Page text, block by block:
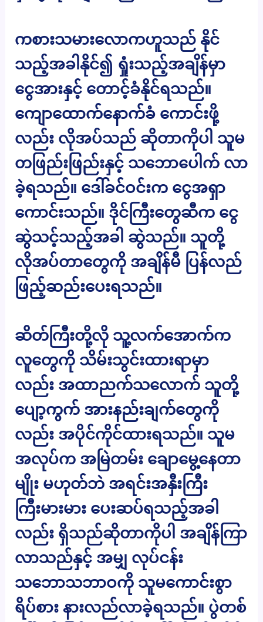
ကစားသမားလောကဟူသည် နိုင်
သည့်အခါနိုင်၍ ရှုံးသည့်အချိန်မှာ
ငွေအားနှင့် တောင့်ခံနိုင်ရသည်။
ကျောထောက်နောက်ခံ ကောင်းဖို့
လည်း လိုအပ်သည် ဆိုတာကိုပါ သူမ
တဖြည်းဖြည်းနှင့် သဘောပေါက် လာ
ခဲ့ရသည်။ ဒေါ်ခင်ဝင်းက ငွေအရှာ
ကောင်းသည်။ ဒိုင်ကြီးတွေဆီက ငွေ
ဆွဲသင့်သည့်အခါ ဆွဲသည်။ သူတို့
လိုအပ်တာတွေကို အချိန်မီ ပြန်လည်
ဖြည့်ဆည်းပေးရသည်။
ဆိတ်ကြီးတို့လို သူ့လက်အောက်က
လူတွေကို သိမ်းသွင်းထားရာမှာ
လည်း အထာညက်သလောက် သူတို့
ပျော့ကွက် အားနည်းချက်တွေကို
လည်း အပိုင်ကိုင်ထားရသည်။ သူမ
အလုပ်က အမြဲတမ်း ချောမွေ့နေတာ
မျိုး မဟုတ်ဘဲ အရင်းအနှီးကြီး
ကြီးမားမား ပေးဆပ်ရသည့်အခါ
လည်း ရှိသည်ဆိုတာကိုပါ အချိန်ကြာ
လာသည်နှင့် အမျှ လုပ်ငန်း
သဘောသဘာဝကို သူမကောင်းစွာ
ရိပ်စား နားလည်လာခဲ့ရသည်။ ပွဲတစ်